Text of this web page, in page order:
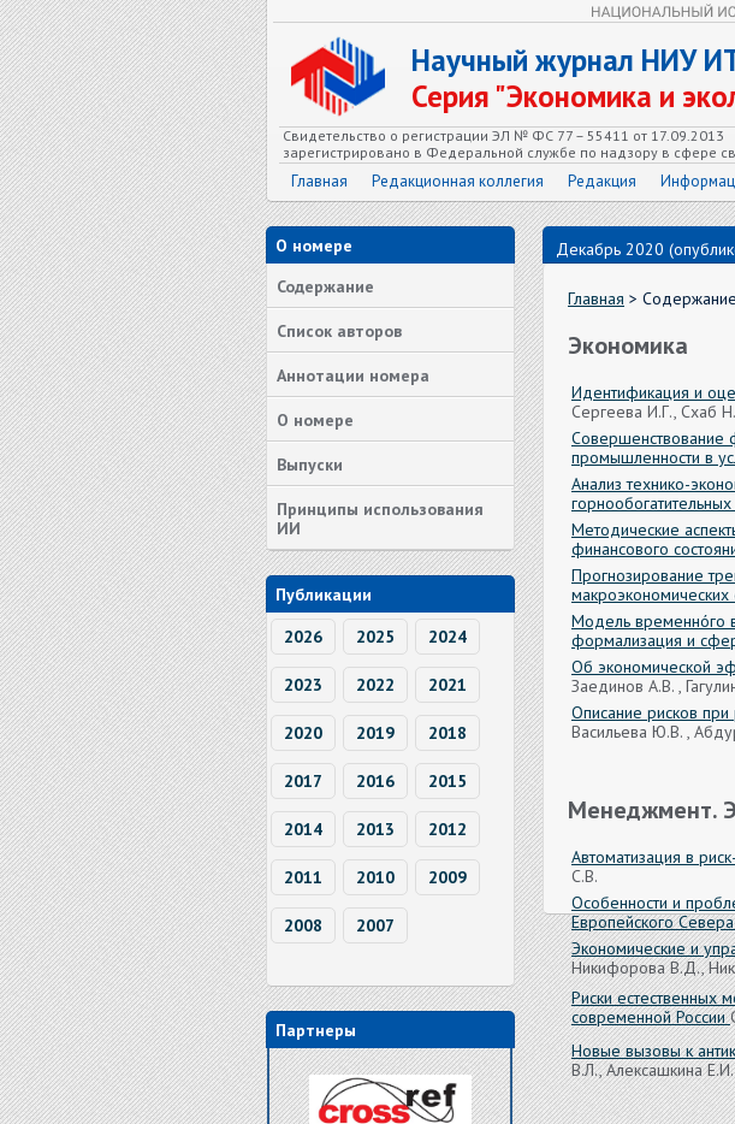
Научный журнал НИУ
Серия "Экономика и
Свидетельство о регистрации ЭЛ № ФС 77 – 55411 от 17.09.2013
зарегистрировано в Федеральной службе по надзору в сфере
Главная Редакционная коллегия Редакция
О номере
Содержание
Список авторов
Аннотации номера
О номере
Выпуски
Принципы использования
ИИ
Публикации
2026
2025 2024
2023 2022 2021
2020 2019 2018
2017 2016 2015
2014 2013 2012
2011 2010 2009
2008 2007
Партнеры
Декабрь 2020
Главная > Содержание
Экономика
Идентификация и
Сергеева И.Г., Схаб
Совершенствование
промышленности в
Анализ технико-
Методические
финансового
Прогнозирование
Модель временнóго
формализация и
Об экономической
Заединов А.В. ,
Описание рисков
Васильева Ю.В. ,
Менеджмент.
Автоматизация в
С.В.
Особенности и
Европейского
Экономические и
Никифорова В.Д.,
Риски естественных
современной России
Новые вызовы к
В.Л., Алексашкина